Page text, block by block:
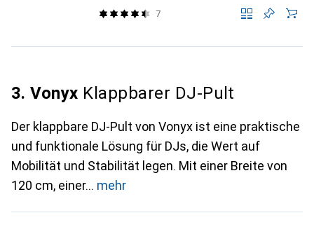
7
3. Vonyx Klappbarer DJ-Pult
Der klappbare DJ-Pult von Vonyx ist eine praktische
und funktionale Lösung für DJs, die Wert auf
Mobilität und Stabilität legen. Mit einer Breite von
120 cm, einer
mehr